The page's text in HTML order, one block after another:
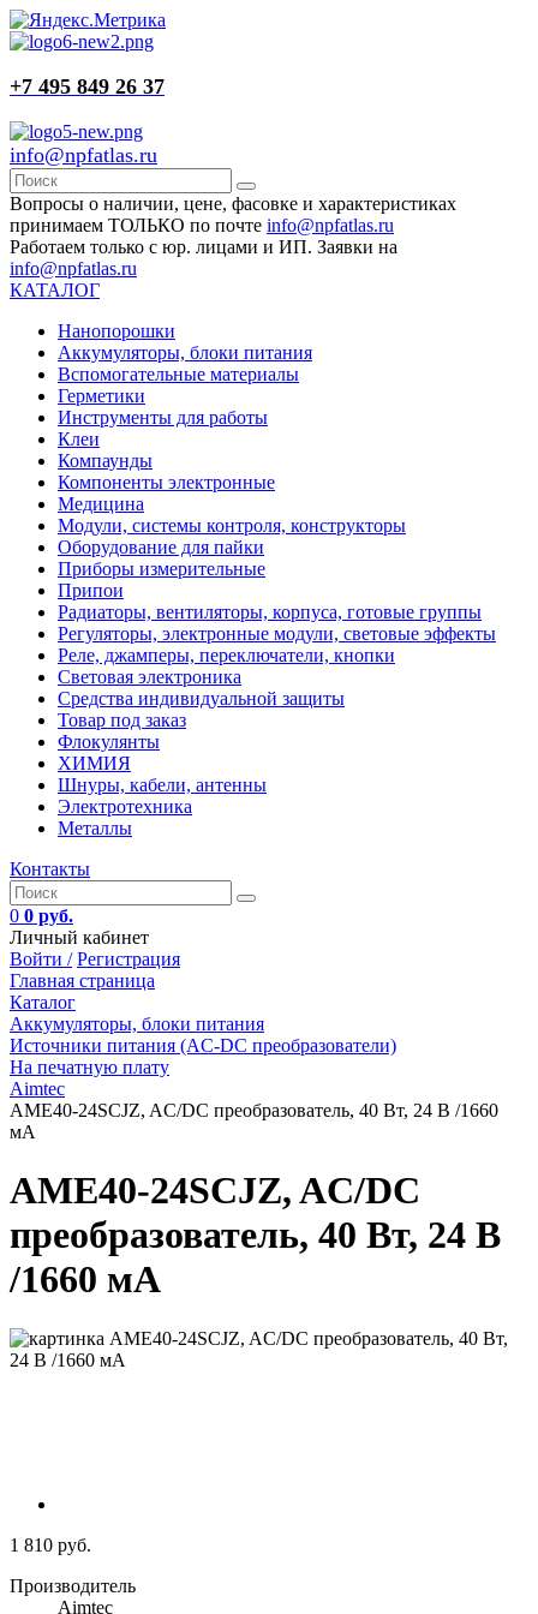
+7 495 849 26 37
info@npfatlas.ru
Вопросы о наличии, цене, фасовке и характеристиках
принимаем ТОЛЬКО по почте info@npfatlas.ru
Работаем только с юр. лицами и ИП. Заявки на
info@npfatlas.ru
КАТАЛОГ
Нанопорошки
Аккумуляторы, блоки питания
Вспомогательные материалы
Герметики
Инструменты для работы
Клеи
Компаунды
Компоненты электронные
Медицина
Модули, системы контроля, конструкторы
Оборудование для пайки
Приборы измерительные
Припои
Радиаторы, вентиляторы, корпуса, готовые группы
Регуляторы, электронные модули, световые эффекты
Реле, джамперы, переключатели, кнопки
Световая электроника
Средства индивидуальной защиты
Товар под заказ
Флокулянты
ХИМИЯ
Шнуры, кабели, антенны
Электротехника
Металлы
Контакты
0 0 руб.
Личный кабинет
Войти / Регистрация
Главная страница
Каталог
Аккумуляторы, блоки питания
Источники питания (AC-DC преобразователи)
На печатную плату
Aimtec
AME40-24SCJZ, AC/DC преобразователь, 40 Вт, 24 В /1660
мА
AME40-24SCJZ, AC/DC
преобразователь, 40 Вт, 24 В
/1660 мА
1 810 руб.
Производитель
Aimtec